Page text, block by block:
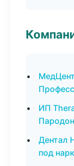
ИП
Дентал
под